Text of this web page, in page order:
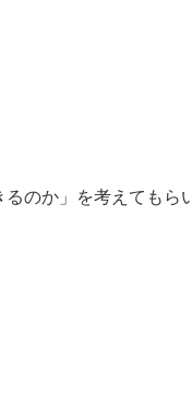
のか」を考えてもら